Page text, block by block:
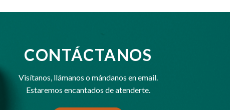
CONTÁCTANOS
Visítanos, llámanos omándanos en email.
Estaremos encantados de atenderte.